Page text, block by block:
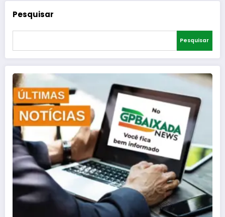
Pesquisar
Pesquisar